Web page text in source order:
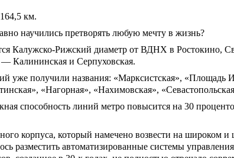
км.
научились претворять любую мечту в жизнь?
Калужско-Рижский диаметр от ВДНХ в Ростокино,
Калининская и Серпуховская.
уже получили названия: «Марксистская»,
«Нагорная», «Нахимовская»,
способность линий метро повысится на 30
корпуса, который намечено возвести на широком
разместить автоматизированные системы